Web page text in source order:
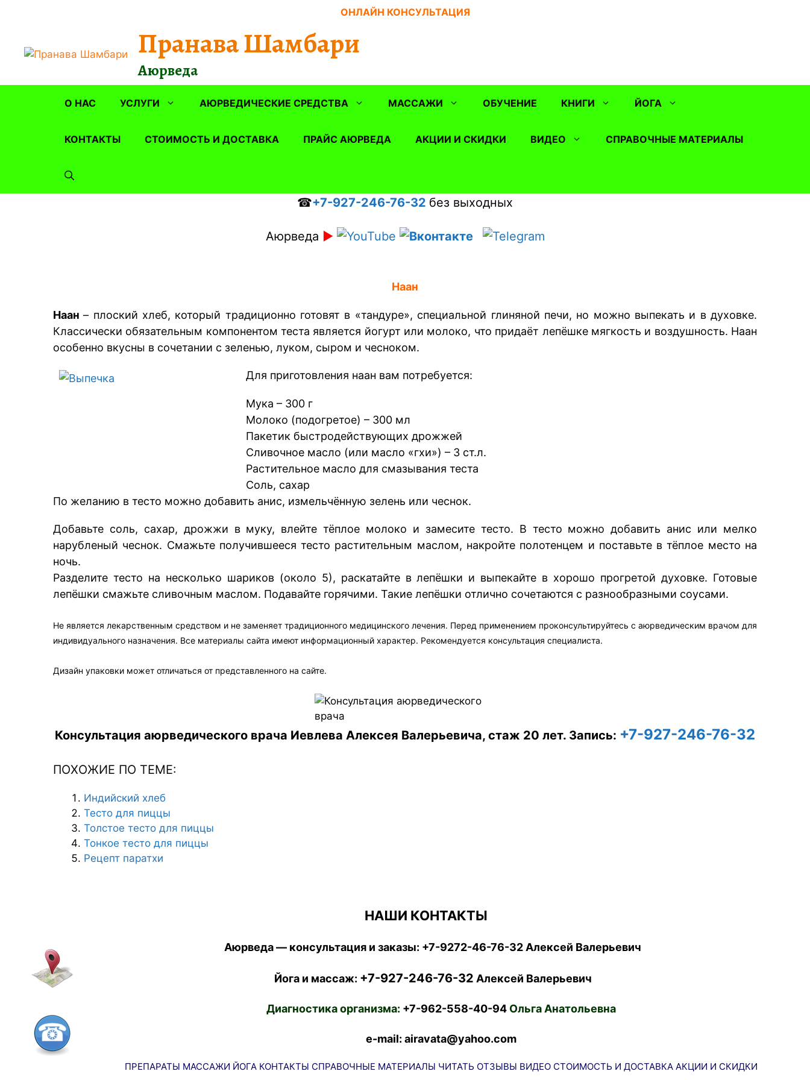
ОНЛАЙН КОНСУЛЬТАЦИЯ
Пранава Шамбари
Аюрведа
О НАС УСЛУГИ АЮРВЕДИЧЕСКИЕ СРЕДСТВА МАССАЖИ ОБУЧЕНИЕ КНИГИ ЙОГА
КОНТАКТЫ СТОИМОСТЬ И ДОСТАВКА ПРАЙС АЮРВЕДА АКЦИИ И СКИДКИ ВИДЕО СПРАВОЧНЫЕ МАТЕРИАЛЫ
☎+7-927-246-76-32 без выходных
Аюрведа ►
Наан
Наан– плоский хлеб, который традиционно готовят в «тандуре», специальной глиняной печи, но можно выпекать и в духовке.
Классически обязательным компонентом теста является йогурт или молоко, что придаёт лепёшке мягкость и воздушность. Наан
особенно вкусны в сочетании с зеленью, луком, сыром и чесноком.
Для приготовления наан вам потребуется:
Мука – 300 г
Молоко (подогретое) – 300 мл
Пакетик быстродействующих дрожжей
Сливочное масло (или масло «гхи») – 3 ст.л.
Растительное масло для смазывания теста
Соль, сахар
По желанию в тесто можно добавить анис, измельчённую зелень или чеснок.
Добавьте соль, сахар, дрожжи в муку, влейте тёплое молоко и замесите тесто. В тесто можно добавить анис или мелко
нарубленый чеснок. Смажьте получившееся тесто растительным маслом, накройте полотенцем и поставьте в тёплое место на
ночь.
Разделите тесто на несколько шариков (около 5), раскатайте в лепёшки и выпекайте в хорошо прогретой духовке. Готовые
лепёшки смажьте сливочным маслом. Подавайте горячими. Такие лепёшки отлично сочетаются с разнообразными соусами.
Не является лекарственным средством и не заменяет традиционного медицинского лечения. Перед применением проконсультируйтесь с аюрведическим врачом для
индивидуального назначения. Все материалы сайта имеют информационный характер. Рекомендуется консультация специалиста.
Дизайн упаковки может отличаться от представленного на сайте.
Консультация аюрведического врача Иевлева Алексея Валерьевича, стаж 20 лет. Запись: +7-927-246-76-32
ПОХОЖИЕ ПО ТЕМЕ:
Индийский хлеб
Тесто для пиццы
Толстое тесто для пиццы
Тонкое тесто для пиццы
Рецепт паратхи
НАШИ КОНТАКТЫ
Аюрведа — консультация и заказы: +7-9272-46-76-32 Алексей Валерьевич
Йога и массаж: +7-927-246-76-32 Алексей Валерьевич
Диагностика организма: +7-962-558-40-94Ольга Анатольевна
e-mail: airavata@yahoo.com
ПРЕПАРАТЫ МАССАЖИ ЙОГА КОНТАКТЫ СПРАВОЧНЫЕ МАТЕРИАЛЫ ЧИТАТЬ ОТЗЫВЫ ВИДЕО СТОИМОСТЬ И ДОСТАВКА АКЦИИ И СКИДКИ